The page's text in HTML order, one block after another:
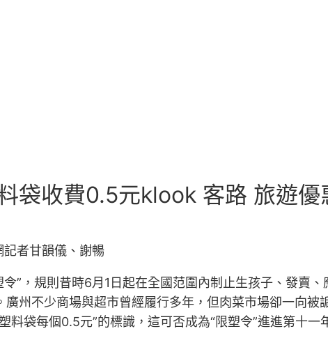
袋收費0.5元klook 客路 旅遊優
記者甘韻儀、謝暢
”，規則昔時6月1日起在全國范圍內制止生孩子、發賣
州不少商場與超市曾經履行多年，但肉菜市場卻一向
料袋每個0.5元”的標識，這可否成為“限塑令”進進第十